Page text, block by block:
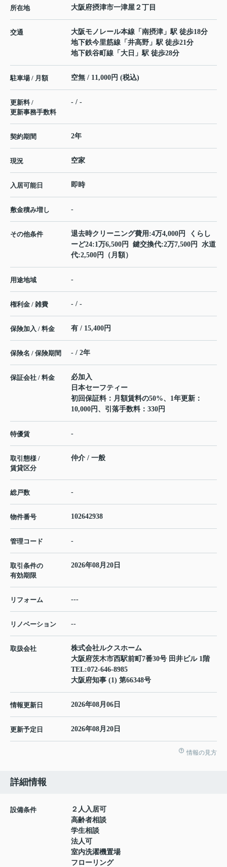
所在地 大阪府摂津市一津屋 ２丁目
交通 大阪モノレール本線 「 南摂津 」駅 徒歩18分
地下鉄今里筋線 「 井高野 」駅 徒歩21分
地下鉄谷町線 「 大日 」駅 徒歩28分
駐車場 / 月額 空無 / 11,000円 (税込)
更新料 /
更新事務手数料
- / -
契約期間 2年
現況 空家
入居可能日 即時
敷金積み増し -
その他条件
退去時クリーニング費用:4万4,000円 くらし
ーど24:1万6,500円 鍵交換代:2万7,500円 水道
代:2,500円（月額）
用途地域 -
権利金 / 雑費 - / -
保険加入 / 料金 有 / 15,400円
保険名 / 保険期間 - / 2年
保証会社 / 料金
必加入
日本セーフティー
初回保証料：月額賃料の50%、1年更新：
10,000円、引落手数料：330円
特優賃 -
取引態様 /
賃貸区分
仲介 / 一般
総戸数 -
物件番号 102642938
管理コード -
取引条件の
有効期限
2026年08月20日
リフォーム ---
リノベーション --
取扱会社
株式会社ルクスホーム
大阪府茨木市西駅前町7番30号 田井ビル 1階
TEL:072-646-8985
大阪府知事 (1) 第66348号
情報更新日 2026年08月06日
更新予定日 2026年08月20日
情報の見方
詳細情報
設備条件
２人入居可
高齢者相談
学生相談
法人可
室内洗濯機置場
フローリング